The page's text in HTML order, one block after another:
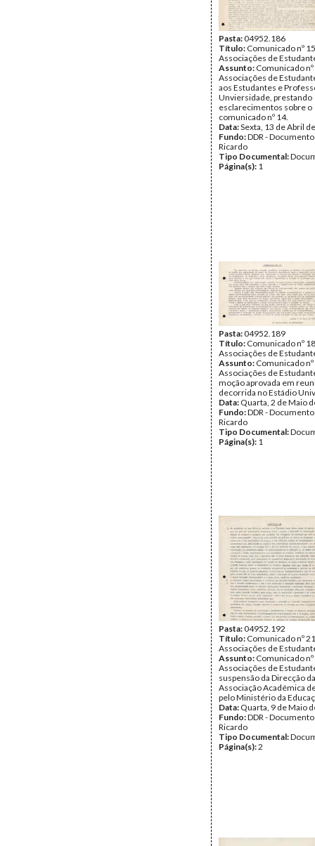
Pasta:04952.186
Título: Comunicado nº
Associações de
Assunto: Comunicado
Associações de
aos Estudantes e
Unviersidade, prestando
esclarecimentos sobre o
comunicado nº 14.
Data:Sexta, 13 de Abril
Fundo:DDR -
Ricardo
Tipo Documental:
Página(s): 1
Pasta:04952.189
Título: Comunicado nº
Associações de
Assunto: Comunicado
Associações de
moção aprovada em
decorrida no Estádio
Data: Quarta, 2 de Maio
Fundo:DDR -
Ricardo
Tipo Documental:
Página(s): 1
Pasta:04952.192
Título: Comunicado nº
Associações de
Assunto: Comunicado
Associações de
suspensão da Direcção da
Associação Académica
pelo Ministério da
Data: Quarta, 9 de Maio
Fundo:DDR -
Ricardo
Tipo Documental:
Página(s):2